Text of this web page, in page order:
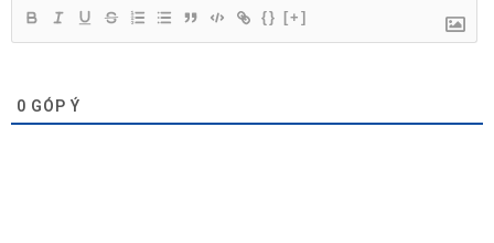
{} [+]
0 GÓP Ý